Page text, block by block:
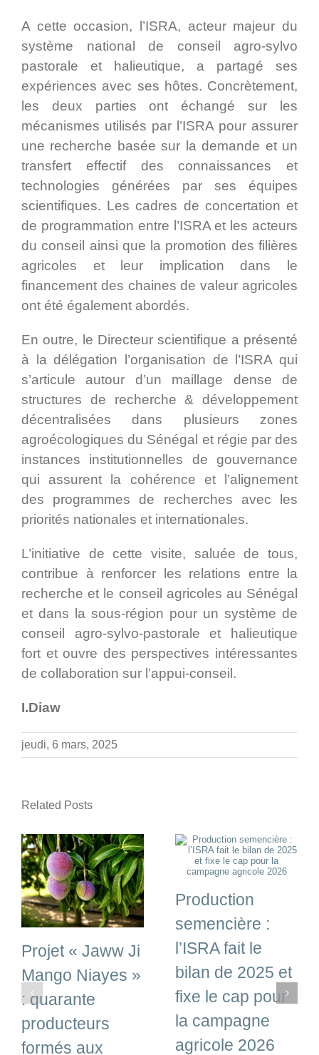
A cette occasion, l’ISRA, acteur majeur du
système national de conseil agro-sylvo
pastorale et halieutique, a partagé ses
expériences avec ses hôtes. Concrètement,
les deux parties ont échangé sur les
mécanismes utilisés par l’ISRA pour assurer
une recherche basée sur la demande et un
transfert effectif des connaissances et
technologies générées par ses équipes
scientifiques. Les cadres de concertation et
de programmation entre l’ISRA et les acteurs
du conseil ainsi que la promotion des filières
agricoles et leur implication dans le
financement des chaines de valeur agricoles
ont été également abordés.
En outre, le Directeur scientifique a présenté
à la délégation l’organisation de l’ISRA qui
s’articule autour d’un maillage dense de
structures de recherche & développement
décentralisées dans plusieurs zones
agroécologiques du Sénégal et régie par des
instances institutionnelles de gouvernance
qui assurent la cohérence et l’alignement
des programmes de recherches avec les
priorités nationales et internationales.
L’initiative de cette visite, saluée de tous,
contribue à renforcer les relations entre la
recherche et le conseil agricoles au Sénégal
et dans la sous-région pour un système de
conseil agro-sylvo-pastorale et halieutique
fort et ouvre des perspectives intéressantes
de collaboration sur l’appui-conseil.
I.Diaw
jeudi, 6 mars, 2025
Related Posts
Projet « Jaww Ji
Mango Niayes »
: quarante
producteurs
formés aux
Production
semencière :
l’ISRA fait le
bilan de 2025 et
fixe le cap pour
la campagne
agricole 2026